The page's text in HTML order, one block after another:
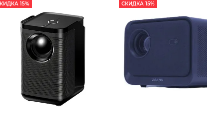
15% СКИДКА 15%